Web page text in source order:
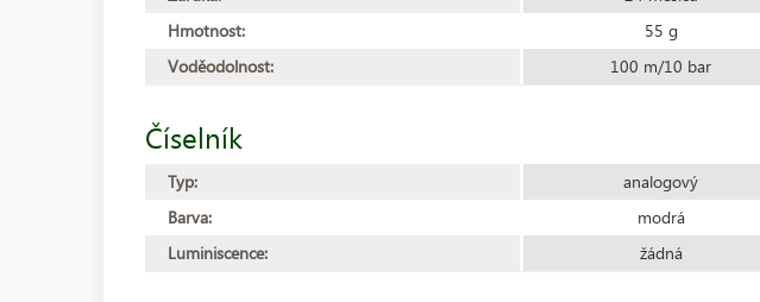
Hmotnost:
55 g
Voděodolnost:
100 m/10 bar
Číselník
Typ:
analogový
Barva:
modrá
Luminiscence:
žádná